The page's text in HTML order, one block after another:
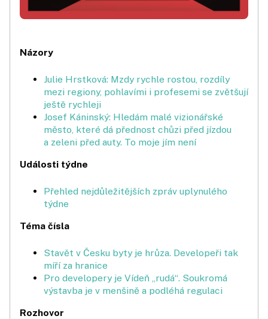
Názory
Julie Hrstková: Mzdy rychle rostou, rozdíly
mezi regiony, pohlavími i profesemi se zvětšují
ještě rychleji
Josef Káninský: Hledám malé vizionářské
město, které dá přednost chůzi před jízdou
a zeleni před auty. To moje jím není
Události týdne
Přehled nejdůležitějších zpráv uplynulého
týdne
Téma čísla
Stavět v Česku byty je hrůza. Developeři tak
míří za hranice
Pro developery je Vídeň „rudá“. Soukromá
výstavba je v menšině a podléhá regulaci
Rozhovor